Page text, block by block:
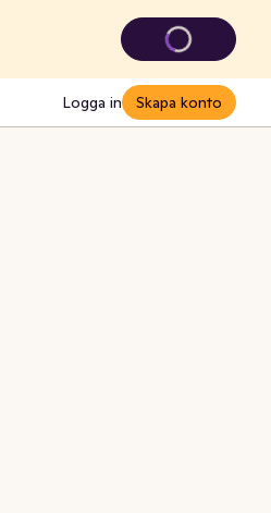
Logga in Skapa konto